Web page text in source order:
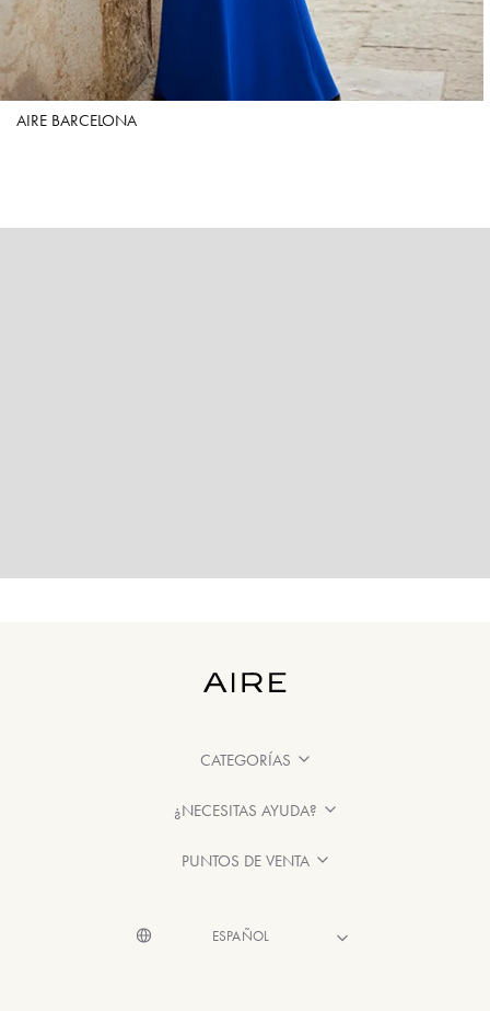
AIRE BARCELONA
CATEGORÍAS
¿NECESITAS AYUDA?
PUNTOS DE VENTA